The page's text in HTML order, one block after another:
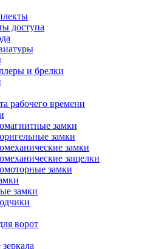
доступа
и брелки
рабочего времени
замки
замки
замки
защелки
замки
замки
ворот